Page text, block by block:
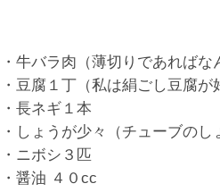
・牛バラ肉（薄切りであればな
・豆腐１丁（私は絹ごし豆腐が
・長ネギ１本
・しょうが少々（チューブのし
・ニボシ３匹
・醤油 ４０cc